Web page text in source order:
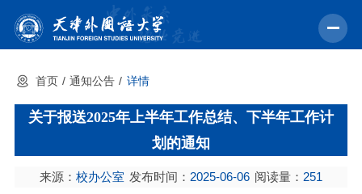
首页
学校概况
机构设置
首页 通知公告 详情
关于报送2025年上半年工作总结、下半年工作计
划的通知
来源：校办公室 发布时间： 2025-06-06 阅读量： 251